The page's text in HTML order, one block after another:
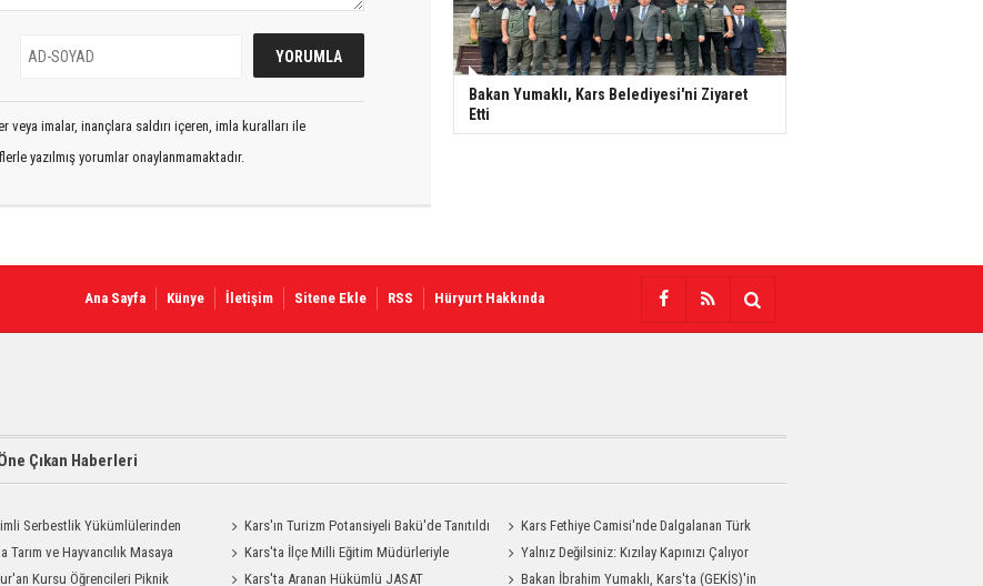
imalar, inançlara saldırı içeren, imla kuralları ile
yazılmış yorumlar onaylanmamaktadır.
Bakan Yumaklı, Kars Belediyesi'ni Ziyaret
Etti
Ana Sayfa Künye İletişim Sitene Ekle RSS Hüryurt Hakkında
Çıkan Haberleri
Serbestlik Yükümlülerinden
Desteği
Kars'ın Turizm Potansiyeli Bakü'de Tanıtıldı
Kars Fethiye Camisi'nde Dalgalanan Türk
Bayrağı Görenlerin Beğenisini Topladı
Tarım ve Hayvancılık Masaya
Kars'ta İlçe Milli Eğitim Müdürleriyle
Değerlendirme Toplantısı
Yalnız Değilsiniz: Kızılay Kapınızı Çalıyor
Kursu Öğrencileri Piknik
Kars'ta Aranan Hükümlü JASAT Bakan İbrahim Yumaklı, Kars'ta (GEKİS)'in